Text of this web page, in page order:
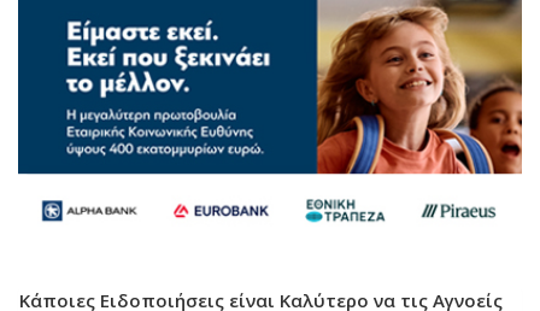
Κάποιες Ειδοποιήσεις είναι Καλύτερο να τις Αγνοείς